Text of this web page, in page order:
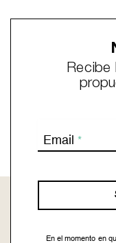
Recibe
Email *
En el momento en